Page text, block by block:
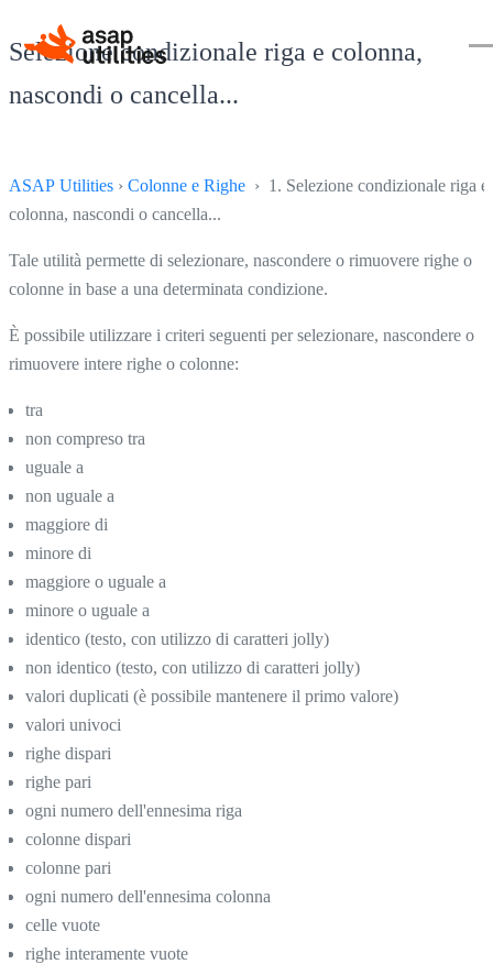
Selezione condizionale riga e colonna,
nascondi o cancella...
ASAP Utilities › Colonne e Righe › 1. Selezione condizionale riga e
colonna, nascondi o cancella...
Tale utilità permette di selezionare, nascondere o rimuovere righe o
colonne in base a una determinata condizione.
È possibile utilizzare i criteri seguenti per selezionare, nascondere o
rimuovere intere righe o colonne:
tra
non compreso tra
uguale a
non uguale a
maggiore di
minore di
maggiore o uguale a
minore o uguale a
identico (testo, con utilizzo di caratteri jolly)
non identico (testo, con utilizzo di caratteri jolly)
valori duplicati (è possibile mantenere il primo valore)
valori univoci
righe dispari
righe pari
ogni numero dell'ennesima riga
colonne dispari
colonne pari
ogni numero dell'ennesima colonna
celle vuote
righe interamente vuote